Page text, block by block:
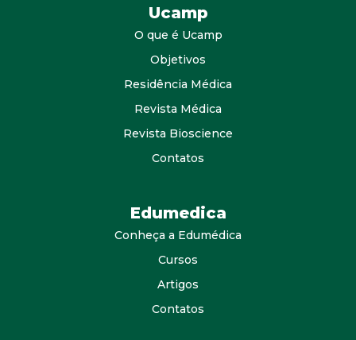
Ucamp
O que é Ucamp
Objetivos
Residência Médica
Revista Médica
Revista Bioscience
Contatos
Edumedica
Conheça a Edumédica
Cursos
Artigos
Contatos